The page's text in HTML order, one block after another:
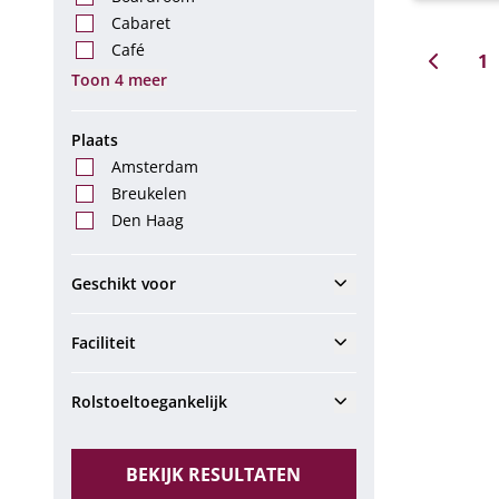
Cabaret
Café
Toon 4 meer
Plaats
Amsterdam
Breukelen
Den Haag
Geschikt voor Show
Faciliteit Show
Rolstoeltoegankelijk Show
BEKIJK RESULTATEN
een1